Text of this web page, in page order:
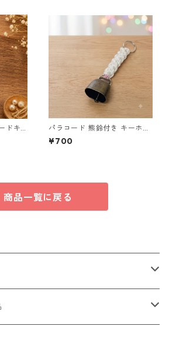
ドキ
ー
ヌメ革
パラコード 熊鈴付き キーホル
ダー ホワイト×ピンク 編み込
み S42 アウトドア
¥700
商品一覧に戻る